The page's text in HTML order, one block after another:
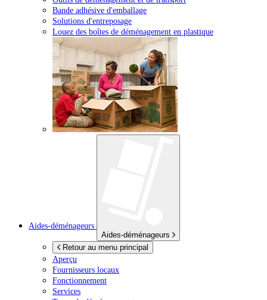
Bande adhésive d'emballage
Solutions d'entreposage
Louez des boîtes de déménagement en plastique
Aides-déménageurs
Aides-déménageurs
Retour au menu principal
Aperçu
Fournisseurs locaux
Fonctionnement
Services